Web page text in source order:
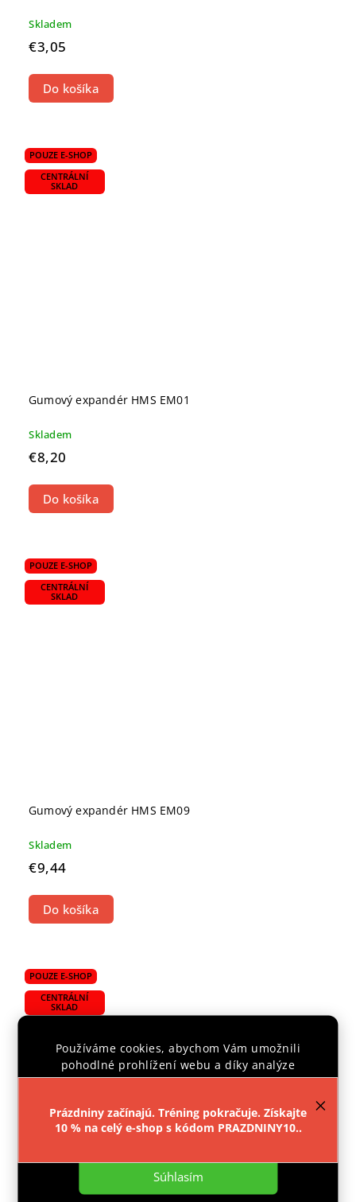
Používáme cookies, abychom Vám umožnili
pohodlné prohlížení webu a díky analýze
provozu webu neustále zlepšovali jeho funkce,
Nastavenie
Súhlasím
Prázdniny začínajú. Tréning pokračuje. Získajte
10 % na celý e-shop s kódom PRAZDNINY10..
Skladem
€3,05
Do košíka
POUZE E-SHOP
CENTRÁLNÍ
SKLAD
Gumový expandér HMS EM01
Skladem
€8,20
Do košíka
POUZE E-SHOP
CENTRÁLNÍ
SKLAD
Gumový expandér HMS EM09
Skladem
€9,44
Do košíka
POUZE E-SHOP
CENTRÁLNÍ
SKLAD